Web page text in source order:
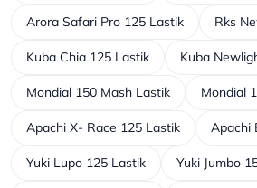
Arora Safari Pro 125 Lastik Rks
Kuba Chia 125 Lastik Kuba
Mondial 150 Mash Lastik Mondial
Apachi X- Race 125 Lastik Apachi
Yuki Lupo 125 Lastik Yuki Jumbo